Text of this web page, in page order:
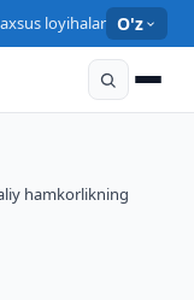
loyihalar O'z
hamkorlikning